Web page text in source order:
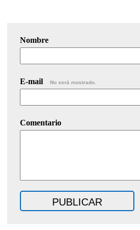
Nombre
E-mail No será mostrado.
Comentario